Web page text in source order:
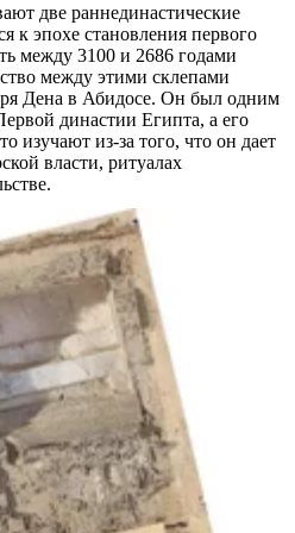
две раннединастические
к эпохе становления первого
между 3100 и 2686 годами
между этими склепами
Дена в Абидосе. Он был одним
династии Египта, а его
изучают из-за того, что он дает
власти, ритуалах